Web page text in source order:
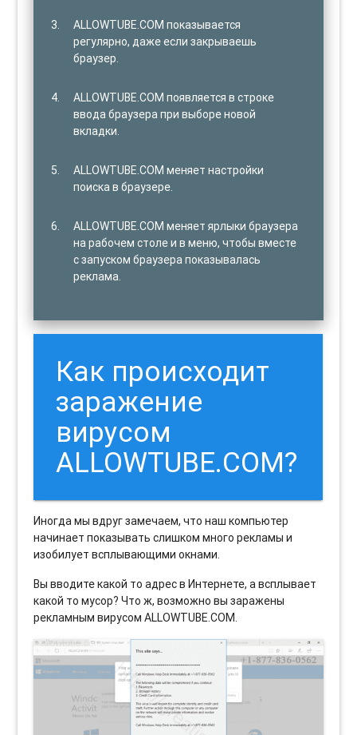
ALLOWTUBE.COM показывается
регулярно, даже если закрываешь
браузер.
ALLOWTUBE.COM появляется в строке
ввода браузера при выборе новой
вкладки.
ALLOWTUBE.COM меняет настройки
поиска в браузере.
ALLOWTUBE.COM меняет ярлыки браузера
на рабочем столе и в меню, чтобы вместе
с запуском браузера показывалась
реклама.
Как происходит
заражение
вирусом
ALLOWTUBE.COM?
Иногда мы вдруг замечаем, что наш компьютер
начинает показывать слишком много рекламы и
изобилует всплывающими окнами.
Вы вводите какой то адрес в Интернете, а всплывает
какой то мусор? Что ж, возможно вы заражены
рекламным вирусом ALLOWTUBE.COM.